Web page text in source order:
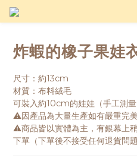
炸蝦的橡子果娃
尺寸：約13cm
材質：布料絨毛
可裝入約10cm的娃娃（手工測量
⚠️因產品為大量生產如有嚴重完
⚠️商品皆以實體為主，有銀幕上
下單（下單後不接受任何退貨問題